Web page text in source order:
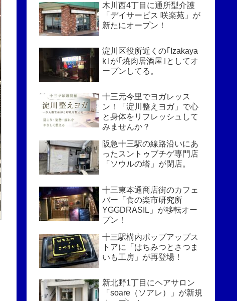
木川西4丁目に通所型介護
「デイサービス 咲楽苑」が
新たにオープン！
淀川区役所近くの｢Izakaya
k｣が｢焼肉居酒屋｣としてオ
ープンしてる。
十三元今里でヨガレッス
ン！「淀川整えヨガ」で心
と身体をリフレッシュして
みませんか？
阪急十三駅の線路沿いにあ
ったスントゥブチゲ専門店
「ソウルの塔」が閉店。
十三東本通商店街のカフェ
バー「食の楽市研究所
YGGDRASIL」が移転オー
プン！
十三駅構内ポップアップス
トアに「はちみつとさつま
いも工房」が再登場！
新北野1丁目にヘアサロン
「soare（ソアレ）」が新規